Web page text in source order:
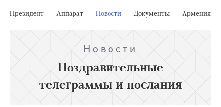
Президент Аппарат Новости Документы Армения
Новости
Поздравительные
телеграммы и послания